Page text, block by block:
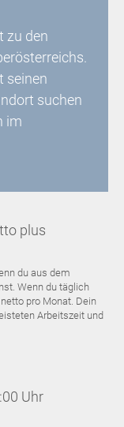
zu den
seinen
suchen
im
plus
du aus dem
Wenn du täglich
pro Monat. Dein
Arbeitszeit und
Uhr